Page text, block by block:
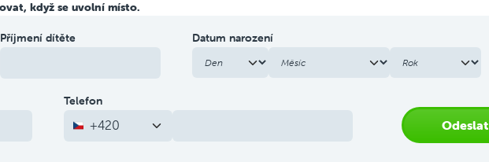
když se uvolní místo.
Příjmení dítěte Datum narození
Telefon
+420 Odeslat